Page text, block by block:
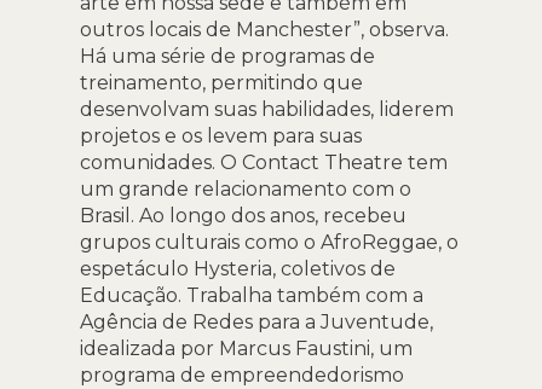
outros locais de Manchester”, observa.
Há uma série de programas de
treinamento, permitindo que
desenvolvam suas habilidades, liderem
projetos e os levem para suas
comunidades. O Contact Theatre tem
um grande relacionamento com o
Brasil. Ao longo dos anos, recebeu
grupos culturais como o AfroReggae, o
espetáculo Hysteria, coletivos de
Educação. Trabalha também com a
Agência de Redes para a Juventude,
idealizada por Marcus Faustini, um
programa de empreendedorismo